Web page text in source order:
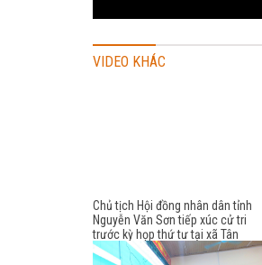
VIDEO KHÁC
Chủ tịch Hội đồng nhân dân tỉnh
Nguyễn Văn Sơn tiếp xúc cử tri
trước kỳ họp thứ tư tại xã Tân
Thanh